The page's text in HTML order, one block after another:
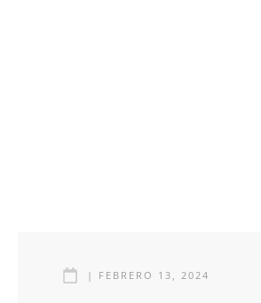
| FEBRERO 13, 2024